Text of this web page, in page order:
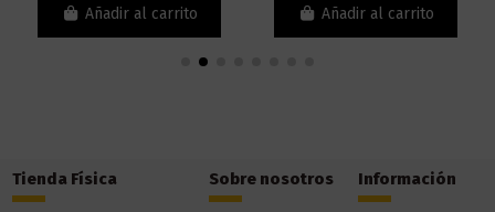
Añadir al carrito Añadir al carrito
Tienda Física Sobre nosotros Información